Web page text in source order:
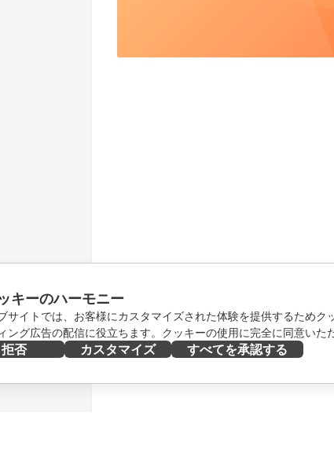
キーのハーモニー
サイトでは、お客様にカスタマイズされた体験を提供するため
ング広告の配信に役立ちます。クッキーの使用に完全に同意いた
拒否 カスタマイズ すべてを承認する